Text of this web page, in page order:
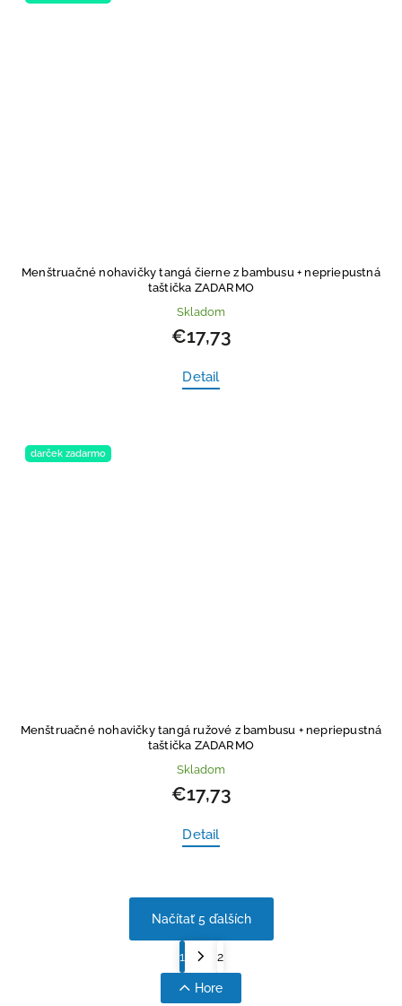
Menštruačné nohavičky tangá čierne z bambusu+ nepriepustná
taštička ZADARMO
Skladom
€17,73
Detail
darček zadarmo
Menštruačné nohavičky tangá ružové z bambusu + nepriepustná
taštička ZADARMO
Skladom
€17,73
Detail
Načítať 5 ďalších
1 2
Hore